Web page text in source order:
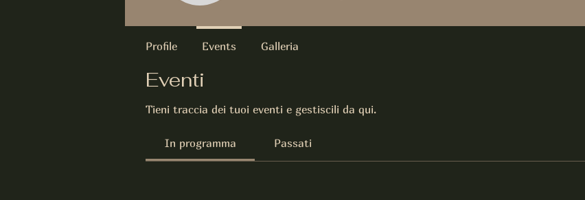
Eventi
Tieni traccia dei tuoi eventi e gestiscili da qui.
In programma Passati
Profile Events Galleria